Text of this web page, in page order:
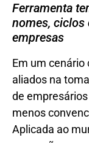
Ferramenta
nomes, ciclos
empresas
Em um
aliados na
de
menos
Aplicada ao